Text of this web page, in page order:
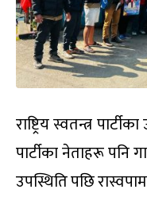
राष्ट्रिय स्वतन्त्र
पार्टीका नेताहरू पनि
उपस्थिति पछि